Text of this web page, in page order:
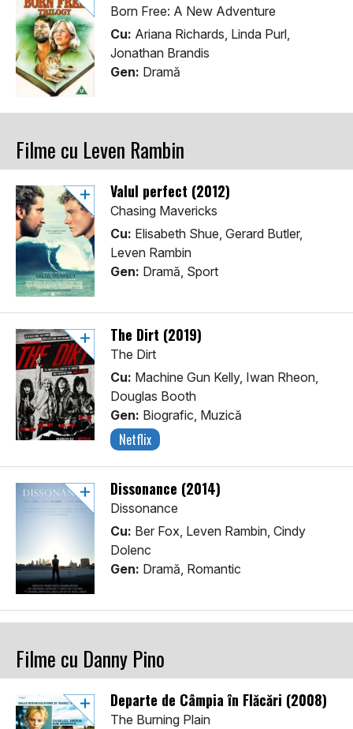
Born Free: A New Adventure
Cu: Ariana Richards, Linda Purl,
Jonathan Brandis
Gen: Dramă
Filme cu Leven Rambin
Valul perfect (2012)
Chasing Mavericks
Cu: Elisabeth Shue, Gerard Butler,
Leven Rambin
Gen: Dramă, Sport
The Dirt (2019)
The Dirt
Cu: Machine Gun Kelly, Iwan Rheon,
Douglas Booth
Gen: Biografic, Muzică
Netflix
Dissonance (2014)
Dissonance
Cu: Ber Fox, Leven Rambin, Cindy
Dolenc
Gen: Dramă, Romantic
Filme cu Danny Pino
Departe de Câmpia în Flăcări (2008)
The Burning Plain